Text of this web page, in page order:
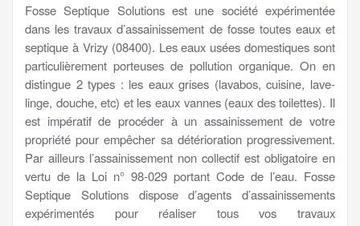
Fosse Septique Solutions est une société expérimentée
dans les travaux d’assainissement de fosse toutes eaux et
septique à Vrizy (08400). Les eaux usées domestiques sont
particulièrement porteuses de pollution organique. On en
distingue 2 types : les eaux grises (lavabos, cuisine, lave-
linge, douche, etc) et les eaux vannes (eaux des toilettes). Il
est impératif de procéder à un assainissement de votre
propriété pour empêcher sa détérioration progressivement.
Par ailleurs l’assainissement non collectif est obligatoire en
vertu de la Loi n° 98-029 portant Code de l’eau. Fosse
Septique Solutions dispose d’agents d’assainissements
expérimentés pour réaliser tous vos travaux